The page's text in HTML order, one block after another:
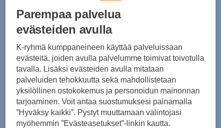
Parempaa palvelua
evästeiden avulla
K-ryhmä kumppaneineen käyttää palveluissaan
evästeitä, joiden avulla palvelumme toimivat toivotulla
tavalla. Lisäksi evästeiden avulla mitataan
palveluiden tehokkuutta sekä mahdollistetaan
yksilöllinen ostokokemus ja personoidun mainonnan
tarjoaminen. Voit antaa suostumuksesi painamalla
”Hyväksy kaikki”. Pystyt muuttamaan valintojasi
myöhemmin ”Evästeasetukset”-linkin kautta.